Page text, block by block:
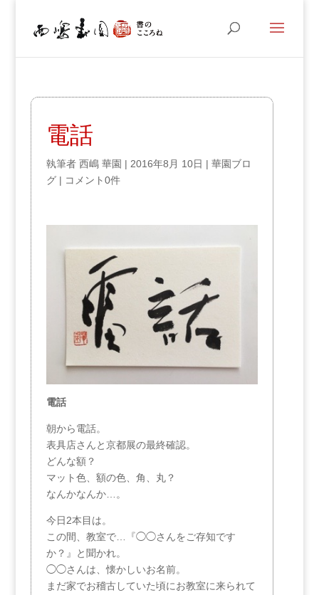
電話
執筆者 西嶋 華園 | 2016年8月 10日 | 華園ブロ
グ| コメント0件
電話
朝から電話。
表具店さんと京都展の最終確認。
どんな額？
マット色、額の色、角、丸？
なんかなんか…。
今日2本目は。
この間、教室で…『◯◯さんをご存知です
か？』と聞かれ。
◯◯さんは、懐かしいお名前。
まだ家でお稽古していた頃にお教室に来られて